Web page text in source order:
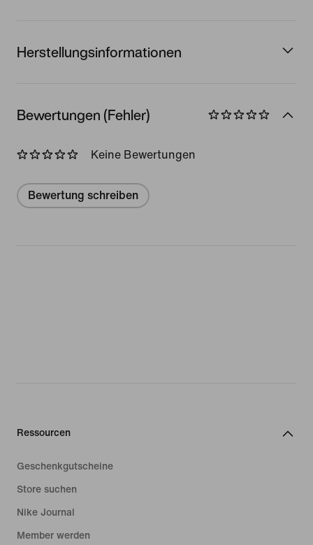
Herstellungsinformationen
Bewertungen (Fehler)
Keine Bewertungen
Bewertung schreiben
Ressourcen
Geschenkgutscheine
Store suchen
Nike Journal
Member werden